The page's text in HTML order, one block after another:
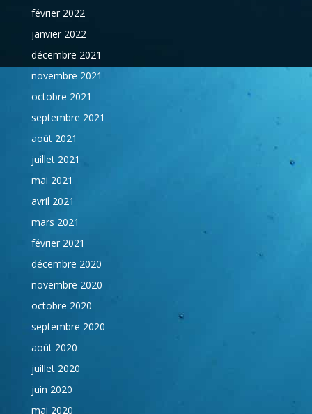
février 2022
janvier 2022
décembre 2021
novembre 2021
octobre 2021
septembre 2021
août 2021
juillet 2021
mai 2021
avril 2021
mars 2021
février 2021
décembre 2020
novembre 2020
octobre 2020
septembre 2020
août 2020
juillet 2020
juin 2020
mai 2020